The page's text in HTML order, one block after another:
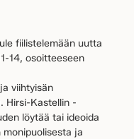
fiilistelemään uutta
14, osoitteeseen
viihtyisän
Hirsi-Kastellin -
löytää tai ideoida
ja